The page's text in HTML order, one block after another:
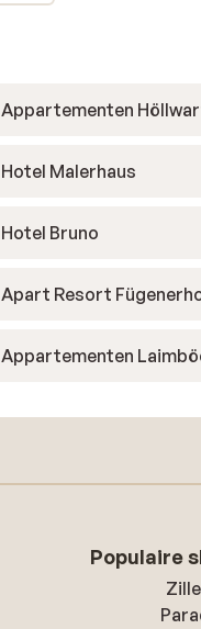
Appartementen
Hotel Malerhaus
Hotel Bruno
Apart Resort
Appartementen
Populaire